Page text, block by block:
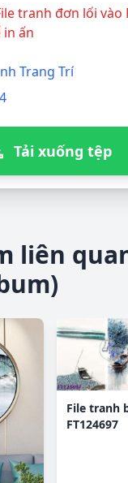
tranh đơn lối vào
in ấn
Trang Trí
Tải xuống tệp
liên
File tranh
FT124697